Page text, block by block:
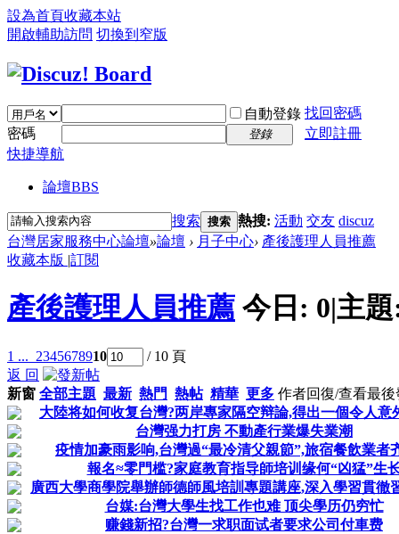
設為首頁收藏本站
開啟輔助訪問 切換到窄版
自動登錄 找回密碼
密碼
登錄
立即註冊
快捷導航
論壇BBS
搜索 搜索 熱搜: 活動 交友 discuz
台灣居家服務中心論壇»論壇 › 月子中心› 產後護理人員推薦
收藏本版 |訂閱
產後護理人員推薦 今日: 0|主
1 ... 2345678910
/ 10 頁
返 回
新窗 全部主題 最新 熱門 熱帖 精華 更多 作者回復/查看最後
大陸将如何收复台灣?两岸專家隔空辩論,得出一個令人意
台灣强力打房 不動產行業爆失業潮
疫情加豪雨影响,台灣過“最冷清父親節”,旅宿餐飲業者
報名≈零門槛?家庭教育指导師培训缘何“凶猛”生
廣西大學商學院舉辦師德師風培訓專題講座,深入學習貫徹
台媒:台灣大學生找工作也难 顶尖學历仍穷忙
赚錢新招?台灣一求职面试者要求公司付車费